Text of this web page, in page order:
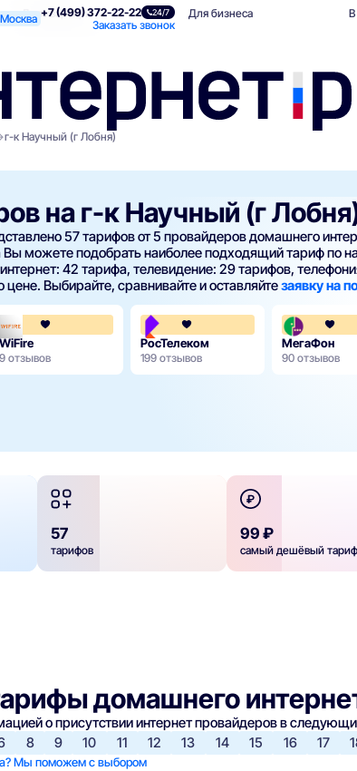
Москва +7 (499) 372-22-22 24/7
Заказать звонок
Для квартиры Для бизнеса
г-к Научный (г Лобня)
на г-к Научный (г
57 тарифов от 5 провайдеров домашнего
можете подобрать наиболее подходящий тариф по
42 тарифа, телевидение: 29 тарифов,
цене. Выбирайте, сравнивайте и оставляйтезаявку на
3.7 4.3
WiFire
9 отзывов
4.3
РосТелеком
199 отзывов
МегаФон
90 отзывов
57
тарифов
99 ₽
самый дешёвый тариф
домашнего
о присутствии интернет провайдеров в
8 9 10 11 12 13 14 15 16 17
Мы поможем с выбором